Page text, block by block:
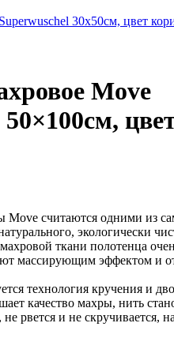
30x50см, цвет
Move
Move считаются одними из
экологически
ткани полотенца
массирующим эффектом и
технология кручения и
качество махры, нить
рвется и не скручивается,